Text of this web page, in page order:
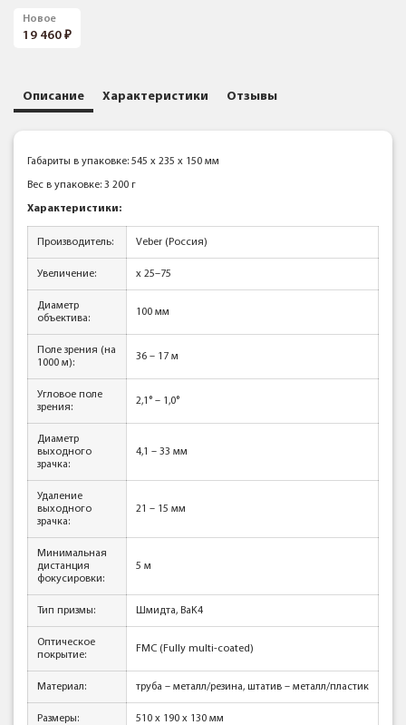
Новое
19 460
Описание Характеристики Отзывы
Габариты в упаковке: 545 x 235 x 150 мм
Вес в упаковке: 3 200 г
Характеристики:
Производитель: Veber (Россия)
Увеличение: x 25–75
Диаметр
объектива:
100 мм
Поле зрения (на
1000 м):
36 – 17 м
Угловое поле
зрения:
2,1° – 1,0°
Диаметр
выходного
зрачка:
4,1 – 33 мм
Удаление
выходного
зрачка:
21 – 15 мм
Минимальная
дистанция
фокусировки:
5 м
Тип призмы: Шмидта, BaK4
Оптическое
покрытие:
FMC (Fully multi-coated)
Материал: труба – металл/резина, штатив – металл/пластик
Размеры: 510 х 190 х 130 мм